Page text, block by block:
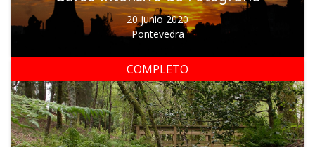
20 junio 2020
Pontevedra
COMPLETO